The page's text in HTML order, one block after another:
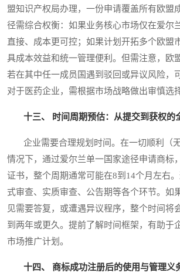
盟知识产权局办理，一份申请覆盖所有欧盟
径需综合权衡：如果业务核心市场仅在爱尔
直接、成本更可控；如果计划开拓多个欧盟
具成本效益和统一管理便利。但需注意，欧
若在其中任一成员国遇到驳回或异议风险，
对于医药企业，需根据市场战略做出审慎选择
十三、 时间周期预估：从提交到获权的
企业需要合理规划时间。在一切顺利（
情况下，通过爱尔兰单一国家途径申请商标
证书，整个周期通常可能在8到14个月左右
式审查、实质审查、公告期等各个环节。如
见需要答复，或遭遇异议程序，整个时间将
到两年或更久。提前了解时间框架，有助于
市场推广计划。
十四、 商标成功注册后的使用与管理义